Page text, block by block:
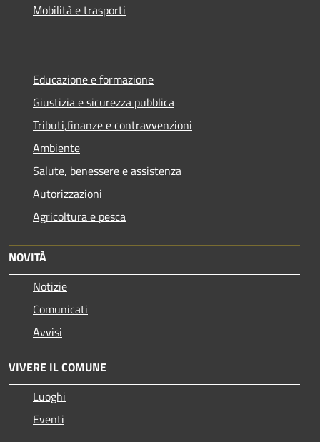
Mobilità e trasporti
Educazione e formazione
Giustizia e sicurezza pubblica
Tributi,finanze e contravvenzioni
Ambiente
Salute, benessere e assistenza
Autorizzazioni
Agricoltura e pesca
NOVITÀ
Notizie
Comunicati
Avvisi
VIVERE IL COMUNE
Luoghi
Eventi